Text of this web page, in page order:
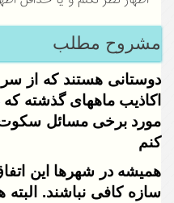
مشروح مطلب
دوستانی هستند که از
اکاذیب ماههای گذشته
مورد برخی مسائل سکوت
کنم
همیشه در شهرها این
سازه کافی نباشند.